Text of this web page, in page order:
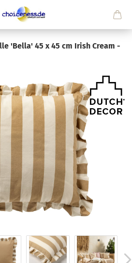
'Bella' 45 x 45 cm Irish Cream -